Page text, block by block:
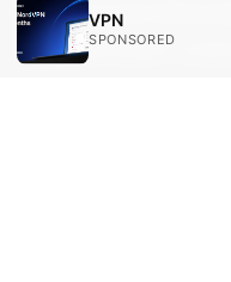
想要更快速的價格
與信賴的旅遊平台
VPN
SPONSORED